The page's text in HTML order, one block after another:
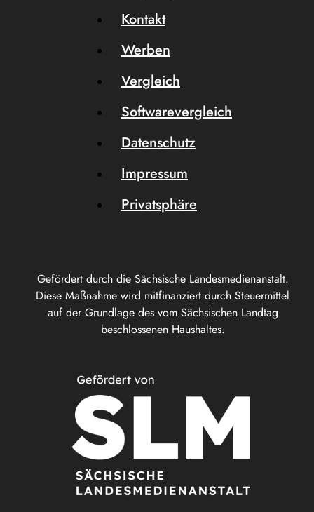
Gefördert durch die Sächsische Landesmedienanstalt.
Diese Maßnahme wird mitfinanziert durch Steuermittel
auf der Grundlage des vom Sächsischen Landtag
beschlossenen Haushaltes.
Kontakt
Werben
Vergleich
Softwarevergleich
Datenschutz
Impressum
Privatsphäre